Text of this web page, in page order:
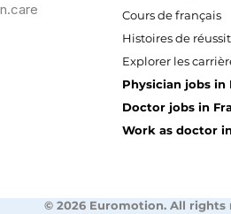
Cours de français
Histoires de
Explorer les
Physician jobs in
Doctor jobs in
Work as doctor
© 2026 Euromotion. All rights